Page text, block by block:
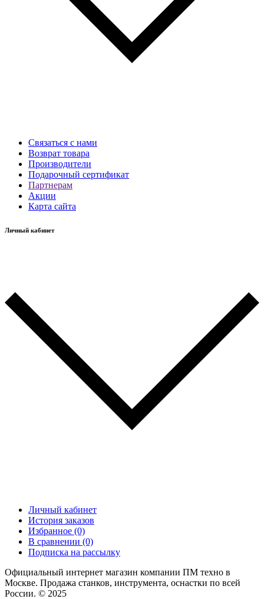
Связаться с нами
Возврат товара
Производители
Подарочный сертификат
Партнерам
Акции
Карта сайта
Личный кабинет
Личный кабинет
История заказов
Избранное (0)
В сравнении (0)
Подписка на рассылку
Официальный интернет магазин компании ПМ техно в
Москве. Продажа станков, инструмента, оснастки по всей
России. © 2025